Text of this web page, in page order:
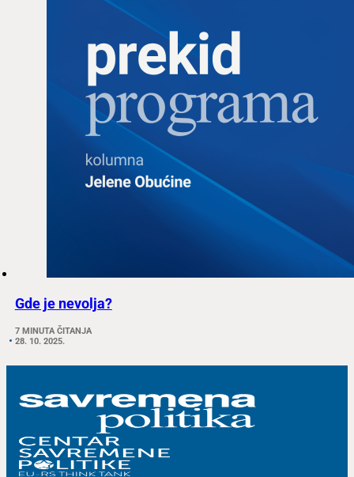
Gde je nevolja?
7 MINUTA ČITANJA
28. 10. 2025.